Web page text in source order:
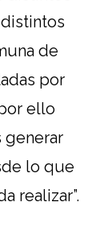
de
por
ello
lo que
realizar”.